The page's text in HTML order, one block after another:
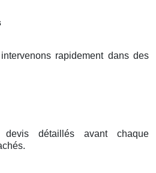
rapidement dans des
devis détaillés avant chaque